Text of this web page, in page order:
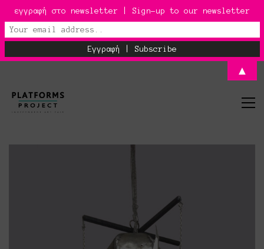
εγγραφή στο newsletter | Sign-up to our newsletter
▲